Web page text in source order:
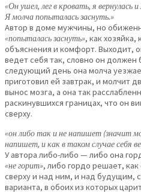
«Он ушел, лег в кровать, я вернулась
Я молча попыталась заснуть.»
Автор в доме мужчины, но
«попыталась заснуть», как
объяснения и комфорт. Выходит,
ведет себя так, словно он должен
следующий день она молча
приготовил ей завтрак, и молчит
вынос мозга, а она так
раскинувшихся границах, что он
сверху.
«он либо так и не напишет (значит
напишет, и как в таком случае себя
У автора либо-либо — либо она
«не горит», либо гордо решает,
сверху и над ним, и над будущим,
варианта, в обоих из которых